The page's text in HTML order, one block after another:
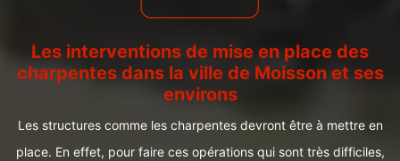
Les interventions de mise en place des
charpentes dans la ville de Moisson et ses
environs
Les structures comme les charpentes devront être à mettre en
place. En effet, pour faire ces opérations qui sont très difficiles,